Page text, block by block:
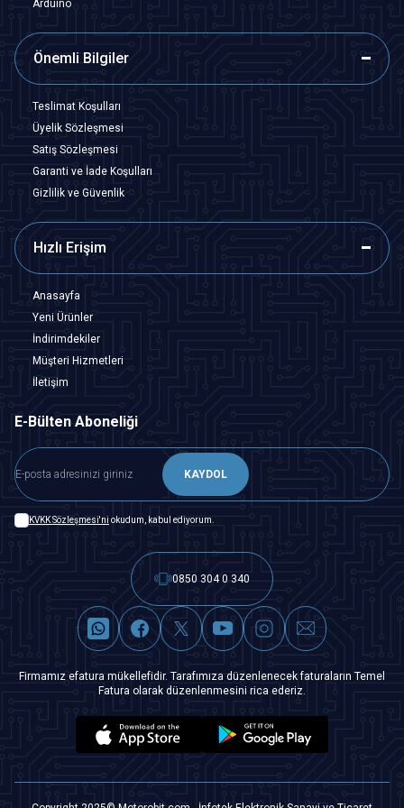
Arduino
Önemli Bilgiler
Teslimat Koşulları
Üyelik Sözleşmesi
Satış Sözleşmesi
Garanti ve İade Koşulları
Gizlilik ve Güvenlik
Hızlı Erişim
Anasayfa
Yeni Ürünler
İndirimdekiler
Müşteri Hizmetleri
İletişim
E-Bülten Aboneliği
KAYDOL
KVKK Sözleşmesi'ni okudum, kabul ediyorum.
0850 304 0 340
Firmamız efatura mükellefidir. Tarafımıza düzenlenecek faturaların Temel
Fatura olarak düzenlenmesini rica ederiz.